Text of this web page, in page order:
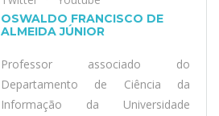
OSWALDO FRANCISCO DE
ALMEIDA JÚNIOR
Professor associado do
Departamento de Ciência da
Informação da Universidade